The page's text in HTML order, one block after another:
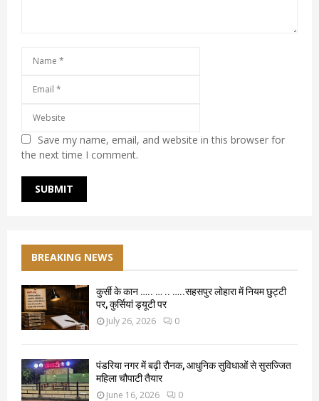
Save my name, email, and website in this browser for
the next time I comment.
BREAKING NEWS
कुर्सी के कान ….. … .. …..सहसपुर लोहारा में नियम छुट्टी
पर, कुर्सियां ड्यूटी पर
July 26, 2026 0
पंडरिया नगर में बढ़ी रौनक, आधुनिक सुविधाओं से सुसज्जित
महिला चौपाटी तैयार
June 16, 2026 0